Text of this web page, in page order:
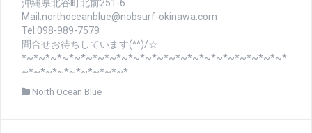
沖縄県北谷町北前251-6
Mail:northoceanblue@nobsurf-okinawa.com
Tel:098-989-7579
問合せお待ちしています(^^)/☆
*~*~*~*~*~*~*~*~*~*~*~*~*~*~*~*~*~*~*~*~*~*~*
~*~*~*~*~*~*~*~*~*
North Ocean Blue